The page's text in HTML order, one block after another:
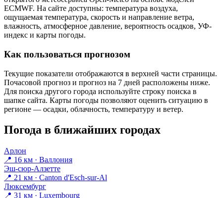
ECMWF. На сайте доступны: температура воздуха,
ощущаемая температура, скорость и направление ветра,
влажность, атмосферное давление, вероятность осадков, УФ-
индекс и карты погоды.
Как пользоваться прогнозом
Текущие показатели отображаются в верхней части страницы.
Почасовой прогноз и прогноз на 7 дней расположены ниже.
Для поиска другого города используйте строку поиска в
шапке сайта. Карты погоды позволяют оценить ситуацию в
регионе — осадки, облачность, температуру и ветер.
Погода в ближайших городах
Арлон
📍 16 км · Валлония
Эш-сюр-Алзетте
📍 21 км · Canton d'Esch-sur-Al
Люксембург
📍 31 км · Luxembourg